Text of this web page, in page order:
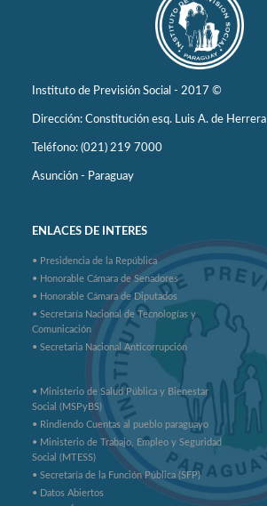
Instituto de Previsión Social - 2017 ©
Dirección: Constitución esq. Luis A. de Herrera
Teléfono: (021) 219 7000
Asunción - Paraguay
ENLACES DE INTERES
• Presidencia de la República
• Honorable Cámara de Senadores
• Honorable Cámara de Diputados
• Secretaría Nacional de Tecnologías y
Comunicación
• Secretaria Nacional Anticorrupción
• Ministerio de Salud Pública y Bienestar
Social (MSPyBS)
• Rindiendo Cuentas al pueblo paraguayo
• Ministerio de Trabajo, Empleo y Seguridad
Social (MTESS)
• Secretaría de la Función Pública (SFP)
• Datos Abiertos